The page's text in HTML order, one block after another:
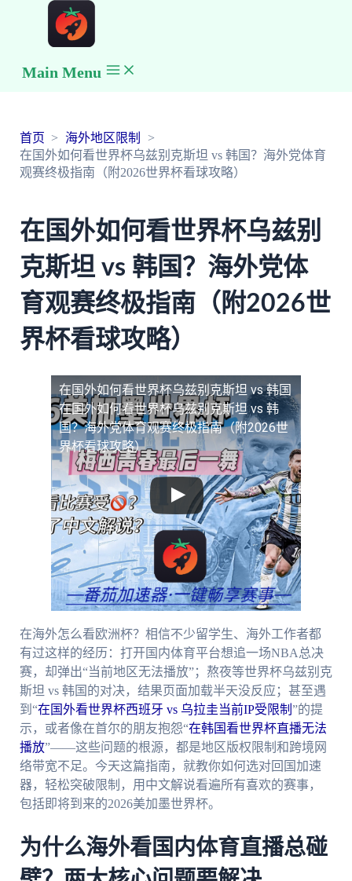
Main Menu
首页
海外地区限制
在国外如何看世界杯乌兹别克斯坦 vs 韩国？海外党体育
观赛终极指南（附2026世界杯看球攻略）
在国外如何看世界杯乌兹别
克斯坦 vs 韩国？海外党体
育观赛终极指南（附2026世
界杯看球攻略）
在国外如何看世界杯乌兹别克斯坦 vs 韩国
在国外如何看世界杯乌兹别克斯坦 vs 韩
国？海外党体育观赛终极指南（附2026世
界杯看球攻略）
在海外怎么看欧洲杯？相信不少留学生、海外工作者都
有过这样的经历：打开国内体育平台想追一场NBA总决
赛，却弹出“当前地区无法播放”；熬夜等世界杯乌兹别克
斯坦 vs 韩国的对决，结果页面加载半天没反应；甚至遇
到“在国外看世界杯西班牙 vs 乌拉圭当前IP受限制 ”的提
示，或者像在首尔的朋友抱怨“在韩国看世界杯直播无法
播放”——这些问题的根源，都是地区版权限制和跨境网
络带宽不足。今天这篇指南，就教你如何选对回国加速
器，轻松突破限制，用中文解说看遍所有喜欢的赛事，
包括即将到来的2026美加墨世界杯。
为什么海外看国内体育直播总碰